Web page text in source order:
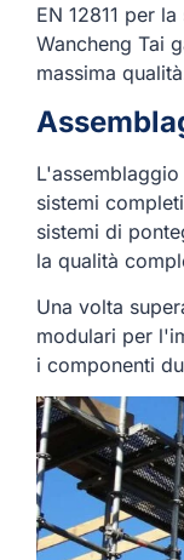
EN 12811 per
Wancheng Tai
massima
sistemi
sistemi di
la qualità
Una volta
modulari per
i componenti